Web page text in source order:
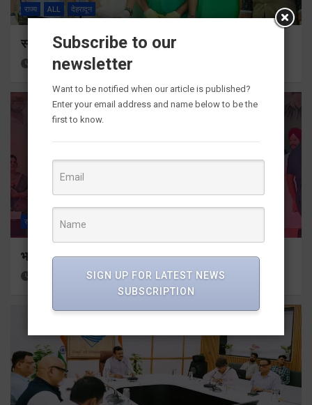
राज्य ALL देहरादून
स्वच्छ एवं सुंदर शहर के लिए जनसहभागिता जरूरीः डीएम
4 minutes ago Viri Gairola
राज्य नैनीताल
भारतीय जनता पार्टी बनीं भ्रष्टाचारियों की वॉशिंग मशीनः खरगे
Viri Gairola
Subscribe to our
newsletter
Want to be notified when our article is published?
Enter your email address and name below to be the
first to know.
SIGN UP FOR LATEST NEWS
SUBSCRIPTION